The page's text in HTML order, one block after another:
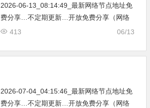
2026-06-13_08:14:49_最新网络节点地址免
费分享…不定期更新…开放免费分享（网络
免费节点香港|日本|韩国|新加坡|台湾|马来西
06/13
413
2026-07-04_04:15:46_最新网络节点地址免
费分享…不定期更新…开放免费分享（网络